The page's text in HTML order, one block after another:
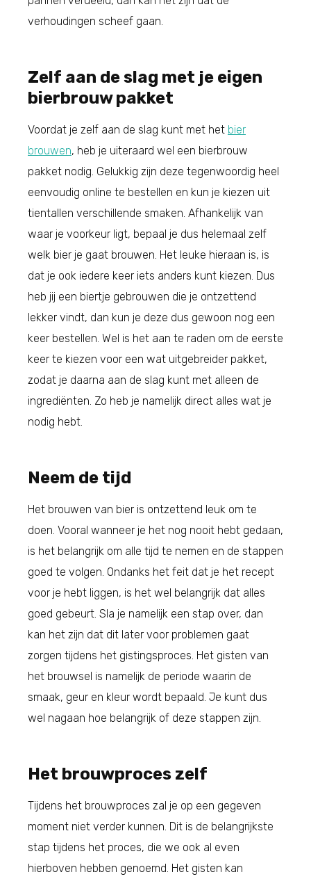
verhoudingen scheef gaan.
Zelf aan de slag met je eigen
bierbrouw pakket
Voordat je zelf aan de slag kunt met het bier
brouwen, heb je uiteraard wel een bierbrouw
pakket nodig. Gelukkig zijn deze tegenwoordig heel
eenvoudig online te bestellen en kun je kiezen uit
tientallen verschillende smaken. Afhankelijk van
waar je voorkeur ligt, bepaal je dus helemaal zelf
welk bier je gaat brouwen. Het leuke hieraan is, is
dat je ook iedere keer iets anders kunt kiezen. Dus
heb jij een biertje gebrouwen die je ontzettend
lekker vindt, dan kun je deze dus gewoon nog een
keer bestellen. Wel is het aan te raden om de eerste
keer te kiezen voor een wat uitgebreider pakket,
zodat je daarna aan de slag kunt met alleen de
ingrediënten. Zo heb je namelijk direct alles wat je
nodig hebt.
Neem de tijd
Het brouwen van bier is ontzettend leuk om te
doen. Vooral wanneer je het nog nooit hebt gedaan,
is het belangrijk om alle tijd te nemen en de stappen
goed te volgen. Ondanks het feit dat je het recept
voor je hebt liggen, is het wel belangrijk dat alles
goed gebeurt. Sla je namelijk een stap over, dan
kan het zijn dat dit later voor problemen gaat
zorgen tijdens het gistingsproces. Het gisten van
het brouwsel is namelijk de periode waarin de
smaak, geur en kleur wordt bepaald. Je kunt dus
wel nagaan hoe belangrijk of deze stappen zijn.
Het brouwproces zelf
Tijdens het brouwproces zal je op een gegeven
moment niet verder kunnen. Dit is de belangrijkste
stap tijdens het proces, die we ook al even
hierboven hebben genoemd. Het gisten kan